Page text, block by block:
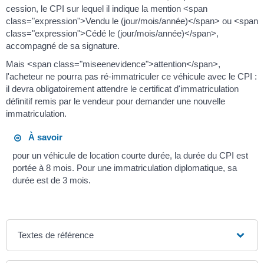
cession, le CPI sur lequel il indique la mention <span
class="expression">Vendu le (jour/mois/année)</span> ou <span
class="expression">Cédé le (jour/mois/année)</span>,
accompagné de sa signature.
Mais <span class="miseenevidence">attention</span>,
l'acheteur ne pourra pas ré-immatriculer ce véhicule avec le CPI :
il devra obligatoirement attendre le certificat d'immatriculation
définitif remis par le vendeur pour demander une nouvelle
immatriculation.
À savoir
pour un véhicule de location courte durée, la durée du CPI est
portée à 8 mois. Pour une immatriculation diplomatique, sa
durée est de 3 mois.
Textes de référence